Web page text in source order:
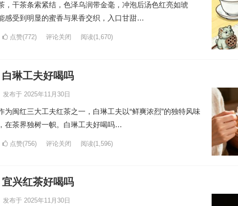
，干茶条索紧结，色泽乌润带金毫，冲泡后汤色红亮如琥
感受到明显的蜜香与果香交织，入口甘甜…
点赞(772) 评论关闭 阅读(1,670)
琳工夫好喝吗
发布于 2025年11月30日
为闽红三大工夫红茶之一，白琳工夫以“鲜爽浓烈”的独特风味
在茶界独树一帜。白琳工夫好喝吗…
点赞(756) 评论关闭 阅读(1,596)
兴红茶好喝吗
发布于 2025年11月30日